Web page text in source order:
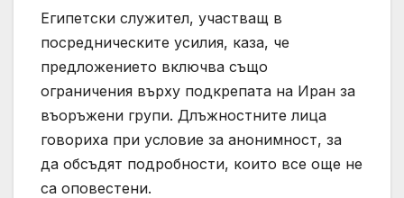
Египетски служител, участващ в
посредническите усилия, каза, че
предложението включва също
ограничения върху подкрепата на Иран за
въоръжени групи. Длъжностните лица
говориха при условие за анонимност, за
да обсъдят подробности, които все още не
са оповестени.